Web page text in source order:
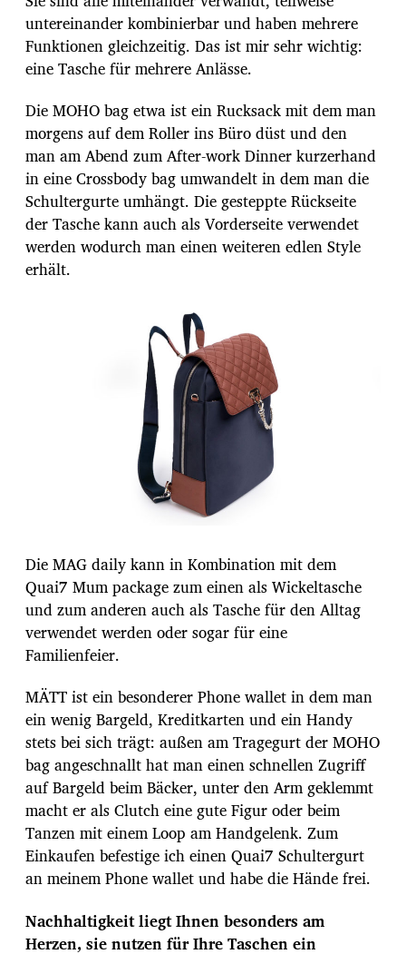
untereinander kombinierbar und haben mehrere
Funktionen gleichzeitig. Das ist mir sehr wichtig:
eine Tasche für mehrere Anlässe.
Die MOHO bag etwa ist ein Rucksack mit dem man
morgens auf dem Roller ins Büro düst und den
man am Abend zum After-work Dinner kurzerhand
in eine Crossbody bag umwandelt in dem man die
Schultergurte umhängt. Die gesteppte Rückseite
der Tasche kann auch als Vorderseite verwendet
werden wodurch man einen weiteren edlen Style
erhält.
Die MAG daily kann in Kombination mit dem
Quai7 Mum package zum einen als Wickeltasche
und zum anderen auch als Tasche für den Alltag
verwendet werden oder sogar für eine
Familienfeier.
MÄTT ist ein besonderer Phone wallet in dem man
ein wenig Bargeld, Kreditkarten und ein Handy
stets bei sich trägt: außen am Tragegurt der MOHO
bag angeschnallt hat man einen schnellen Zugriff
auf Bargeld beim Bäcker, unter den Arm geklemmt
macht er als Clutch eine gute Figur oder beim
Tanzen mit einem Loop am Handgelenk. Zum
Einkaufen befestige ich einen Quai7 Schultergurt
an meinem Phone wallet und habe die Hände frei.
Nachhaltigkeit liegt Ihnen besonders am
Herzen, sie nutzen für Ihre Taschen ein